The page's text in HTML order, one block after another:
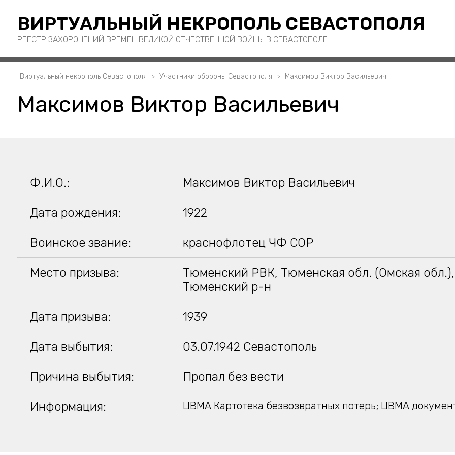
ВИРТУАЛЬНЫЙ НЕКРОПОЛЬ СЕВАСТОПОЛЯ
РЕЕСТР ЗАХОРОНЕНИЙ ВРЕМЕН ВЕЛИКОЙ ОТЧЕСТВЕННОЙ ВОЙНЫ В СЕВАСТОПОЛЕ
Виртуальный некрополь Севастополя Участники обороны Севастополя Максимов Виктор Васильевич
Максимов Виктор Васильевич
Ф.И.О.: Максимов Виктор Васильевич
Дата рождения: 1922
Воинское звание: краснофлотец ЧФ СОР
Место призыва:
Тюменский РВК, Тюменская обл. (Омская обл.),
Тюменский р-н
Дата призыва: 1939
Дата выбытия: 03.07.1942 Севастополь
Причина выбытия: Пропал без вести
Информация: ЦВМА Картотека безвозвратных потерь; ЦВМА